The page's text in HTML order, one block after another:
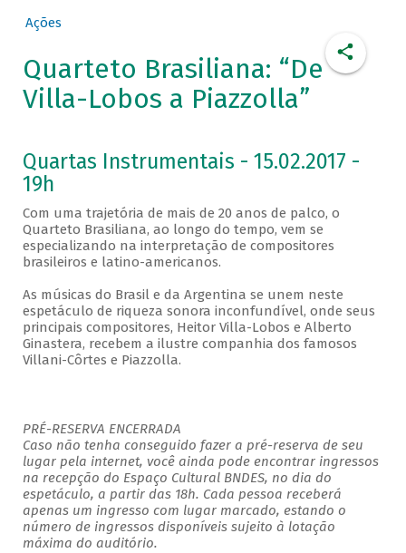
Ações
Quarteto Brasiliana: “De
Villa-Lobos a Piazzolla”
Quartas Instrumentais - 15.02.2017 -
19h
Com uma trajetória de mais de 20 anos de palco, o
Quarteto Brasiliana, ao longo do tempo, vem se
especializando na interpretação de compositores
brasileiros e latino-americanos.
As músicas do Brasil e da Argentina se unem neste
espetáculo de riqueza sonora inconfundível, onde seus
principais compositores, Heitor Villa-Lobos e Alberto
Ginastera, recebem a ilustre companhia dos famosos
Villani-Côrtes e Piazzolla.
PRÉ-RESERVA ENCERRADA
Caso não tenha conseguido fazer a pré-reserva de seu
lugar pela internet, você ainda pode encontrar ingressos
na recepção do Espaço Cultural BNDES, no dia do
espetáculo, a partir das 18h. Cada pessoa receberá
apenas um ingresso com lugar marcado, estando o
número de ingressos disponíveis sujeito à lotação
máxima do auditório.